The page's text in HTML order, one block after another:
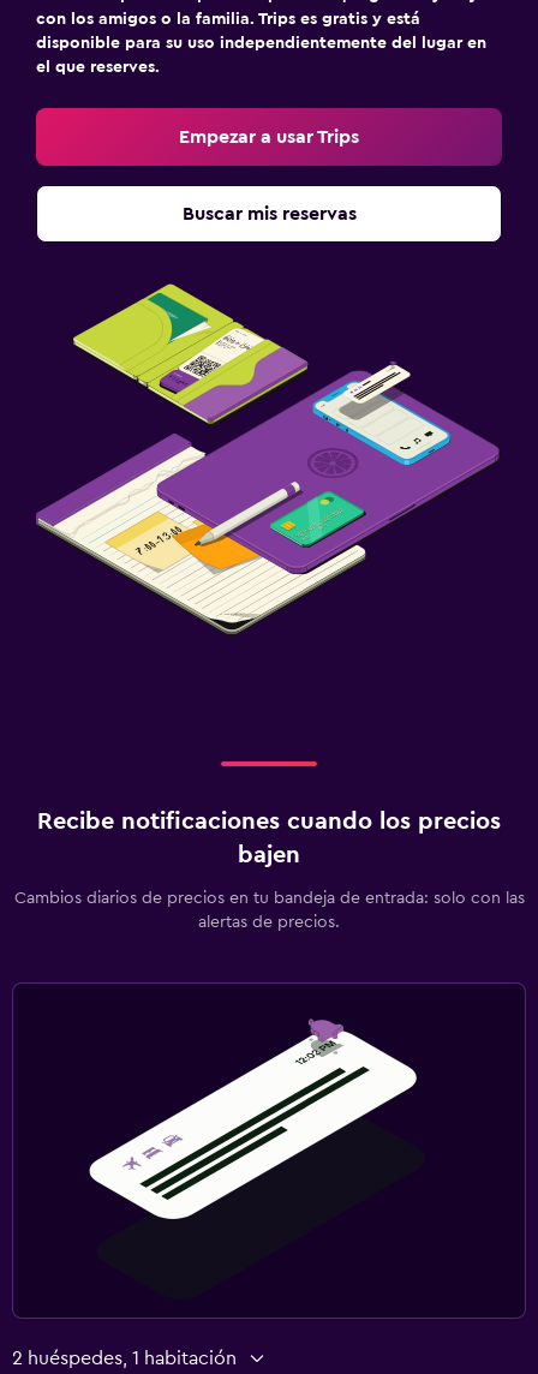
Comidas para niños
con los amigos o la familia. Trips es gratis y está
disponible para su uso independientemente del lugar en
el que reserves.
Empezar a usar Trips
Buscar mis reservas
Recibe notificaciones cuando los precios
bajen
Cambios diarios de precios en tu bandeja de entrada: solo con las
alertas de precios.
2 huéspedes, 1 habitación